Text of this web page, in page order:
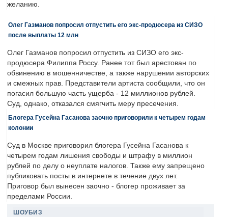
желанию.
Олег Газманов попросил отпустить его экс-продюсера из СИЗО
после выплаты 12 млн
Олег Газманов попросил отпустить из СИЗО его экс-
продюсера Филиппа Россу. Ранее тот был арестован по
обвинению в мошенничестве, а также нарушении авторских
и смежных прав. Представители артиста сообщили, что он
погасил большую часть ущерба - 12 миллионов рублей.
Суд, однако, отказался смягчить меру пресечения.
Блогера Гусейна Гасанова заочно приговорили к четырем годам
колонии
Суд в Москве приговорил блогера Гусейна Гасанова к
четырем годам лишения свободы и штрафу в миллион
рублей по делу о неуплате налогов. Также ему запрещено
публиковать посты в интернете в течение двух лет.
Приговор был вынесен заочно - блогер проживает за
пределами России.
ШОУБИЗ